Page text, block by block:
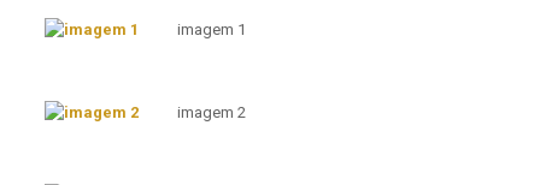
imagem 1
imagem 2